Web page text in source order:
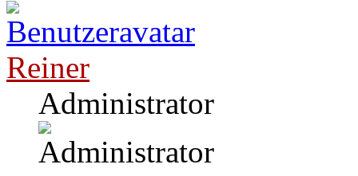
Reiner
Administrator